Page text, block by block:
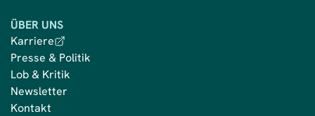
ÜBER UNS
Karriere
Presse & Politik
Lob & Kritik
Newsletter
Kontakt